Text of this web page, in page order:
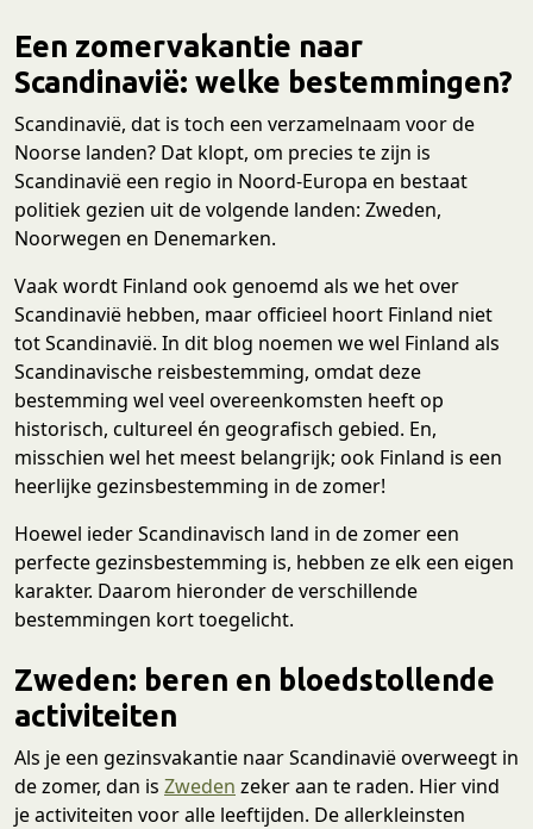
Een zomervakantie naar
Scandinavië: welke bestemmingen?
Scandinavië, dat is toch een verzamelnaam voor de
Noorse landen? Dat klopt, om precies te zijn is
Scandinavië een regio in Noord-Europa en bestaat
politiek gezien uit de volgende landen: Zweden,
Noorwegen en Denemarken.
Vaak wordt Finland ook genoemd als we het over
Scandinavië hebben, maar officieel hoort Finland niet
tot Scandinavië. In dit blog noemen we wel Finland als
Scandinavische reisbestemming, omdat deze
bestemming wel veel overeenkomsten heeft op
historisch, cultureel én geografisch gebied. En,
misschien wel het meest belangrijk; ook Finland is een
heerlijke gezinsbestemming in de zomer!
Hoewel ieder Scandinavisch land in de zomer een
perfecte gezinsbestemming is, hebben ze elk een eigen
karakter. Daarom hieronder de verschillende
bestemmingen kort toegelicht.
Zweden: beren en bloedstollende
activiteiten
Als je een gezinsvakantie naar Scandinavië overweegt in
de zomer, dan is Zweden zeker aan te raden. Hier vind
je activiteiten voor alle leeftijden. De allerkleinsten